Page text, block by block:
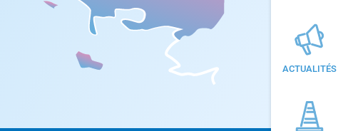
ACTUALITÉS